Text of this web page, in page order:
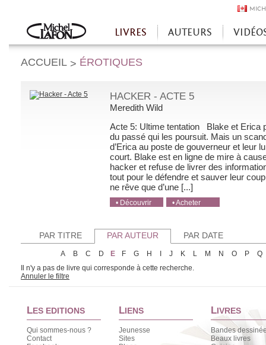
Accueil
LIVRES AUTEURS
ACCUEIL > ÉROTIQUES
HACKER - ACTE 5
Meredith Wild
Acte 5: Ultime tentation Blake et Erica
du passé qui les poursuit. Mais un
d’Erica au poste de gouverneur et leur
court. Blake est en ligne de mire à
hacker et refuse de livrer des
tout pour le défendre et sauver leur
ne rêve que d’une [...]
• Découvrir
• Acheter
• Acheter
PAR TITRE PAR AUTEUR PAR DATE
A B C D E F G H J K L M N O P
Q
Il n'y a pas de livre qui corresponde à cette recherche.
Annuler le filtre
LES EDITIONS
Qui sommes-nous ?
Contact
LIENS
Jeunesse
Sites
LIVRES
Bandes
Beaux livres